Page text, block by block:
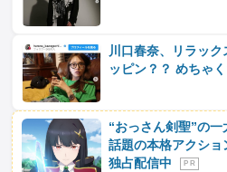
川口春奈、リラッ
ッピン？？ めちゃく
“おっさん剣聖”の
話題の本格アクシ
独占配信中
P R